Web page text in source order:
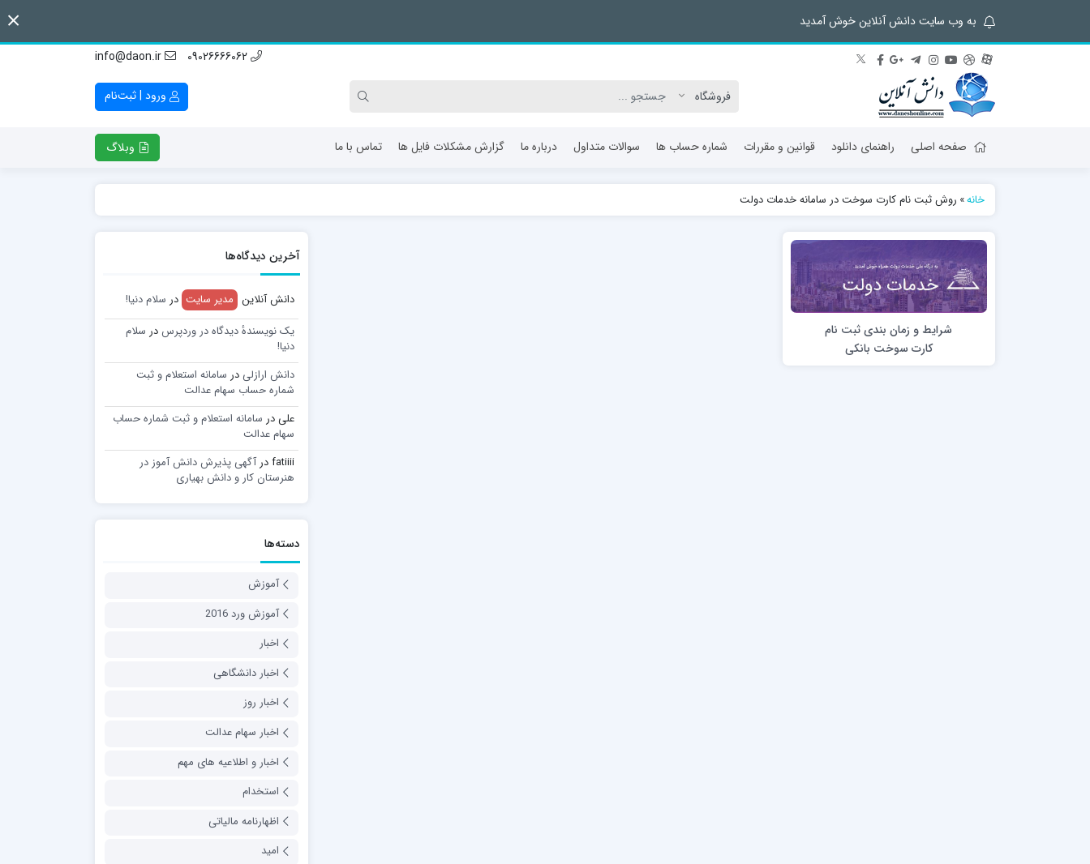
به وب سایت دانش آنلاین خوش آمدید
09026666062
info@daon.ir
ورود | ثبت‌نام
صفحه اصلی راهنمای دانلود قوانین و مقررات شماره حساب ها سوالات متداول درباره ما گزارش مشکلات فایل ها تماس با ما وبلاگ
خانه» روش ثبت نام کارت سوخت در سامانه خدمات دولت
شرایط و زمان بندی ثبت نام
کارت سوخت بانکی
آخرین دیدگاه‌ها
دانش آنلاین مدیر سایت در سلام دنیا!
یک نویسندهٔ دیدگاه در وردپرس در سلام
دنیا!
دانش ارازلی در سامانه استعلام و ثبت
شماره حساب سهام عدالت
علیدر سامانه استعلام و ثبت شماره حساب
سهام عدالت
fatiiiiدرآگهی پذیرش دانش آموز در
هنرستان کار و دانش بهیاری
دسته‌ها
آموزش
آموزش ورد 2016
اخبار
اخبار دانشگاهی
اخبار روز
اخبار سهام عدالت
اخبار و اطلاعیه های مهم
استخدام
اظهارنامه مالیاتی
امید